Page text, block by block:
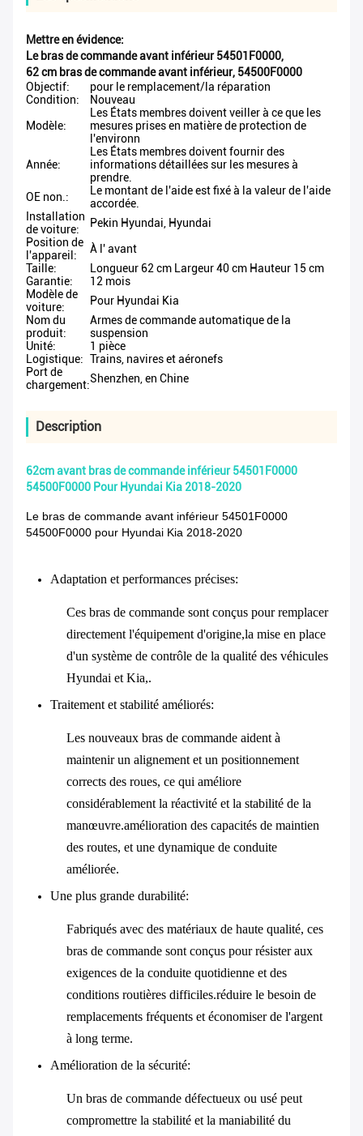
Mettre en évidence:
Le bras de commande avant inférieur 54501F0000,
62 cm bras de commande avant inférieur, 54500F0000
Objectif:
pour le remplacement/la réparation
Condition:
Nouveau
Modèle:
Les États membres doivent veiller à ce que les
mesures prises en matière de protection de
l'environn
Année:
Les États membres doivent fournir des
informations détaillées sur les mesures à
prendre.
OE non.:
Le montant de l'aide est fixé à la valeur de l'aide
accordée.
Installation
de voiture:
Pekin Hyundai, Hyundai
Position de
l'appareil:
À l' avant
Taille:
Longueur 62 cm Largeur 40 cm Hauteur 15 cm
Garantie:
12 mois
Modèle de
voiture:
Pour Hyundai Kia
Nom du
produit:
Armes de commande automatique de la
suspension
Unité:
1 pièce
Logistique: Trains, navires et aéronefs
Port de
chargement:Shenzhen, en Chine
Description
62cm avant bras de commande inférieur 54501F0000
54500F0000 Pour Hyundai Kia 2018-2020
Le bras de commande avant inférieur 54501F0000
54500F0000 pour Hyundai Kia 2018-2020
Adaptation et performances précises:
Ces bras de commande sont conçus pour remplacer
directement l'équipement d'origine,la mise en place
d'un système de contrôle de la qualité des véhicules
Hyundai et Kia,.
Traitement et stabilité améliorés:
Les nouveaux bras de commande aident à
maintenir un alignement et un positionnement
corrects des roues, ce qui améliore
considérablement la réactivité et la stabilité de la
manœuvre.amélioration des capacités de maintien
des routes, et une dynamique de conduite
améliorée.
Une plus grande durabilité:
Fabriqués avec des matériaux de haute qualité, ces
bras de commande sont conçus pour résister aux
exigences de la conduite quotidienne et des
conditions routières difficiles.réduire le besoin de
remplacements fréquents et économiser de l'argent
à long terme.
Amélioration de la sécurité:
Un bras de commande défectueux ou usé peut
compromettre la stabilité et la maniabilité du